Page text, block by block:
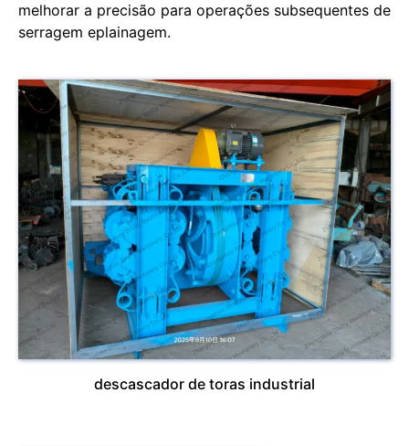
melhorar a precisão para operações subsequentes de
serragem eplainagem.
descascador de toras industrial